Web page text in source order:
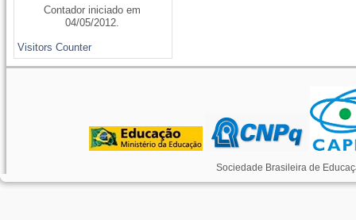
Contador iniciado em
04/05/2012.
Visitors Counter
Sociedade Brasileira de